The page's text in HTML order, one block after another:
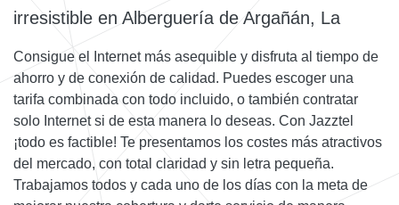
irresistible en Alberguería de Argañán, La
Consigue el Internet más asequible y disfruta al tiempo de
ahorro y de conexión de calidad. Puedes escoger una
tarifa combinada con todo incluido, o también contratar
solo Internet si de esta manera lo deseas. Con Jazztel
¡todo es factible! Te presentamos los costes más atractivos
del mercado, con total claridad y sin letra pequeña.
Trabajamos todos y cada uno de los días con la meta de